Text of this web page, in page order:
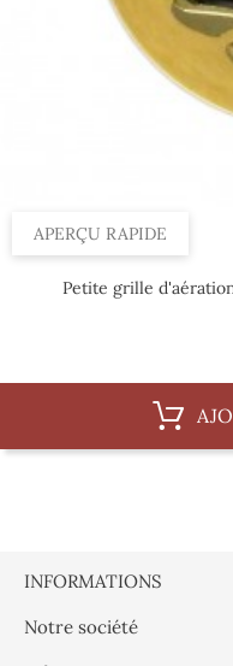
APERÇU RAPIDE
Petite grille
INFORMATIONS
Notre société